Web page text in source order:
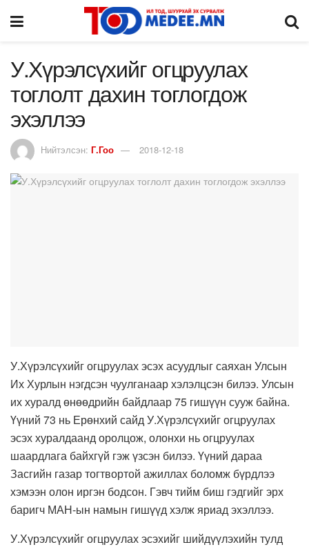
У.Хүрэлсүхийг огцруулах
тоглолт дахин тоглогдож
эхэллээ
Нийтэлсэн: Г.Гоо 2018-12-18
У.Хүрэлсүхийг огцруулах эсэх асуудлыг саяхан Улсын
Их Хурлын нэгдсэн чуулганаар хэлэлцсэн билээ. Улсын
их хуралд өнөөдрийн байдлаар 75 гишүүн сууж байна.
Үүний 73 нь Ерөнхий сайд У.Хүрэлсүхийг огцруулах
эсэх хуралдаанд оролцож, олонхи нь огцруулах
шаардлага байхгүй гэж үзсэн билээ. Үүний дараа
Засгийн газар тогтвортой ажиллах боломж бүрдлээ
хэмээн олон иргэн бодсон. Гэвч тийм биш гэдгийг эрх
баригч МАН-ын намын гишүүд хэлж яриад эхэллээ.
У.Хүрэлсүхийг огцруулах эсэхийг шийдүүлэхийн тулд